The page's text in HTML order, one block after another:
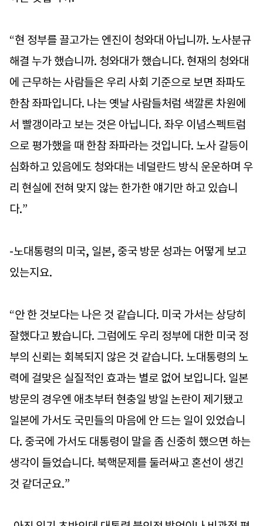
“현 정부를 끌고가는 엔진이 청와대 아닙니까. 노사분규
해결 누가 했습니까. 청와대가 했습니다. 현재의 청와대
에 근무하는 사람들은 우리 사회 기준으로 보면 좌파도
한참 좌파입니다. 나는 옛날 사람들처럼 색깔론 차원에
서 빨갱이라고 보는 것은 아닙니다. 좌우 이념스펙트럼
으로 평가했을 때 한참 좌파라는 것입니다. 노사 갈등이
심화하고 있음에도 청와대는 네덜란드 방식 운운하며 우
리 현실에 전혀 맞지 않는 한가한 얘기만 하고 있습니
다.”
-노대통령의 미국, 일본, 중국 방문 성과는 어떻게 보고
있는지요.
“안 한 것보다는 나은 것 같습니다. 미국 가서는 상당히
잘했다고 봤습니다. 그럼에도 우리 정부에 대한 미국 정
부의 신뢰는 회복되지 않은 것 같습니다. 노대통령의 노
력에 걸맞은 실질적인 효과는 별로 없어 보입니다. 일본
방문의 경우엔 애초부터 현충일 방일 논란이 제기됐고
일본에 가서도 국민들의 마음에 안 드는 일이 있었습니
다. 중국에 가서도 대통령이 말을 좀 신중히 했으면 하는
생각이 들었습니다. 북핵문제를 둘러싸고 혼선이 생긴
것 같더군요.”